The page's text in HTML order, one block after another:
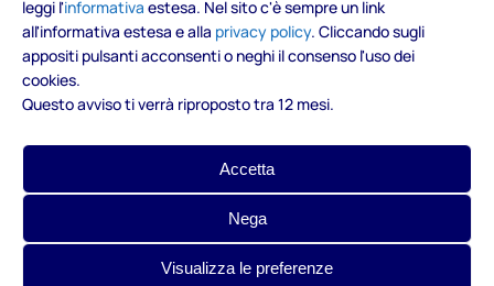
leggi l'informativa estesa. Nel sito c'è sempre un link
all'informativa estesa e alla privacy policy. Cliccando sugli
appositi pulsanti acconsenti o neghi il consenso l'uso dei
cookies.
Questo avviso ti verrà riproposto tra 12 mesi.
Accetta
Nega
Visualizza le preferenze
contatti@contocps.it
Cookie Policy
© 2023 Tutti i diritti sono riservati